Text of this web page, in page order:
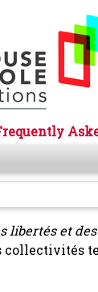
libertés et
collectivités